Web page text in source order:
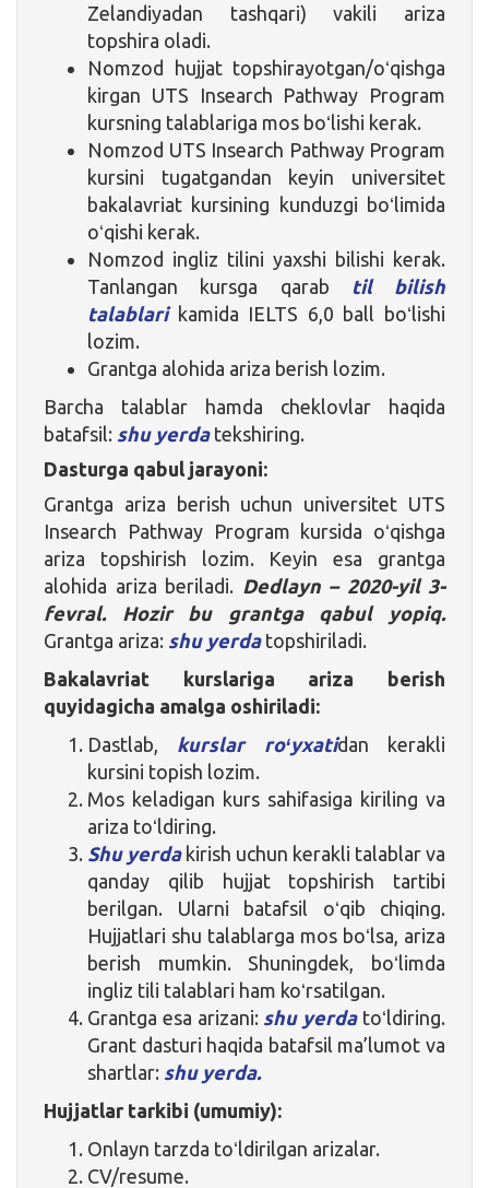
Zelandiyadan tashqari) vakili ariza
topshira oladi.
Nomzod hujjat topshirayotgan/oʻqishga
kirgan UTS Insearch Pathway Program
kursning talablariga mos boʻlishi kerak.
Nomzod UTS Insearch Pathway Program
kursini tugatgandan keyin universitet
bakalavriat kursining kunduzgi boʻlimida
oʻqishi kerak.
Nomzod ingliz tilini yaxshi bilishi kerak.
Tanlangan kursga qarab
til bilish
talablarikamida IELTS 6,0 ball boʻlishi
lozim.
Grantga alohida ariza berish lozim.
Barcha talablar hamda cheklovlar haqida
batafsil: shu yerdatekshiring.
Dasturga qabul jarayoni:
Grantga ariza berish uchun universitet UTS
Insearch Pathway Program kursida oʻqishga
ariza topshirish lozim. Keyin esa grantga
alohida ariza beriladi. Dedlayn – 2020-yil 3-
fevral. Hozir bu grantga qabul yopiq.
Grantga ariza: shu yerdatopshiriladi.
Bakalavriat kurslariga ariza berish
quyidagicha amalga oshiriladi:
Dastlab, kurslar roʻyxatidan kerakli
kursini topish lozim.
Mos keladigan kurs sahifasiga kiriling va
ariza toʻldiring.
Shu yerdakirish uchun kerakli talablar va
qanday qilib hujjat topshirish tartibi
berilgan. Ularni batafsil oʻqib chiqing.
Hujjatlari shu talablarga mos boʻlsa, ariza
berish mumkin. Shuningdek, boʻlimda
ingliz tili talablari ham koʻrsatilgan.
Grantga esa arizani: shu yerdatoʻldiring.
Grant dasturi haqida batafsil ma’lumot va
shartlar: shu yerda.
Hujjatlar tarkibi (umumiy):
Onlayn tarzda toʻldirilgan arizalar.
CV/resume.